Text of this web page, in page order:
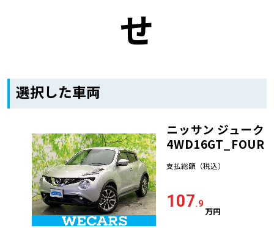
車検見積
車検料金・メニュー
品質管理とサポート体制
オイル交換・点検・整備予約
お役立ち情報
お問い合わせ
せ
選択した車両
ニッサン ジューク
4WD16GT_FOUR
支払総額 （税込）
107.9
万円